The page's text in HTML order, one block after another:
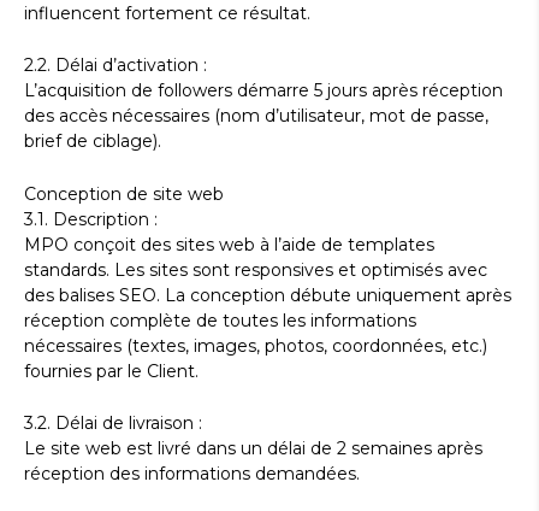
influencent fortement ce résultat.
2.2. Délai d’activation :
L’acquisition de followers démarre 5 jours après réception
des accès nécessaires (nom d’utilisateur, mot de passe,
brief de ciblage).
Conception de site web
3.1. Description :
MPO conçoit des sites web à l’aide de templates
standards. Les sites sont responsives et optimisés avec
des balises SEO. La conception débute uniquement après
réception complète de toutes les informations
nécessaires (textes, images, photos, coordonnées, etc.)
fournies par le Client.
3.2. Délai de livraison :
Le site web est livré dans un délai de 2 semaines après
réception des informations demandées.